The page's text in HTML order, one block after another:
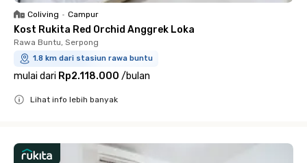
Coliving • Campur
Kost Rukita Red Orchid Anggrek Loka
Rawa Buntu, Serpong
1.8 km dari stasiun rawa buntu
mulai dari Rp2.118.000 /bulan
Lihat info lebih banyak